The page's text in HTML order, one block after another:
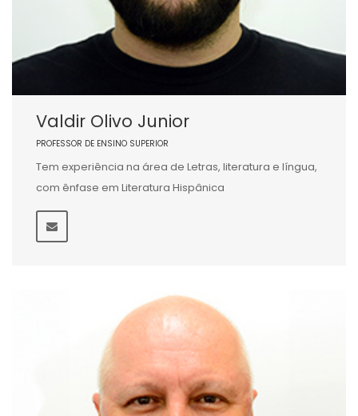
Valdir Olivo Junior
PROFESSOR DE ENSINO SUPERIOR
Tem experiência na área de Letras, literatura e língua,
com ênfase em Literatura Hispânica